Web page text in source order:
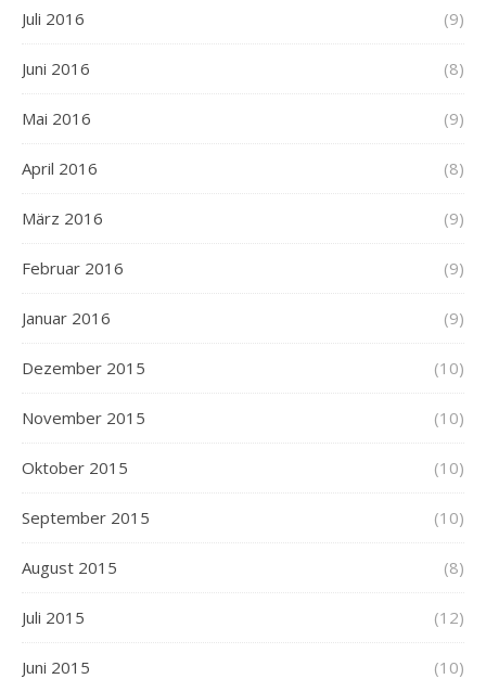
Juli 2016 (9)
Juni 2016 (8)
Mai 2016 (9)
April 2016 (8)
März 2016 (9)
Februar 2016 (9)
Januar 2016 (9)
Dezember 2015 (10)
November 2015 (10)
Oktober 2015 (10)
September 2015 (10)
August 2015 (8)
Juli 2015 (12)
Juni 2015 (10)